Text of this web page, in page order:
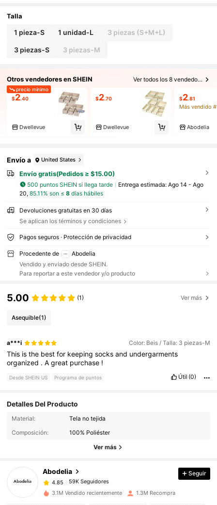
ón del dormitorio, decoración del hogar, solución
Talla
1 pieza-S 1 unidad-L 3 piezas (S+M+L)
3 piezas-S 3 piezas-M
Otros vendedores en SHEIN Ver todos los 8 vendedores
precio mínimo
$2.40
Dwellevue
$2.70
Dwellevue
$2.81
Más vendido
Abodelia
Envío a United States
Envío gratis(Pedidos ≥ $15.00)
500 puntos SHEIN si llega tarde Entrega estimada: Ago 14 - Ago
20, 85.11% son ≤ 8días hábiles
Devoluciones gratuitas en 30 días
Se aplican los términos y condiciones
Pagos seguros · Protección de privacidad
Procedente de
Abodelia
Vendido y enviado desde SHEIN.
Para reportar a este vendedor y/o producto
5.00 (1) Ver más
Asequible(1)
a***i Color: Beis / Talla: 3 piezas-M
This isthe bestfor keepingsocksand undergarments
organized .Agreat purchase !
Desde SHEIN US Programa de puntos Útil (0)
Detalles Del Producto
Material:
Tela no tejida
Composición:
100% Poliéster
Ver más
Abodelia
59K Seguidores
59K Seguidores
4.85 59K Seguidores
Seguir
3.1M Vendido recientemente 1.3M Recompra